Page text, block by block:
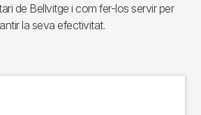
de Bellvitge i com fer-los servir per
la seva efectivitat.